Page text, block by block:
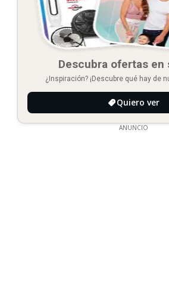
Descubra ofertas en
¿Inspiración? ¡Descubre qué hay de
Quiero ver
ANUNCIO